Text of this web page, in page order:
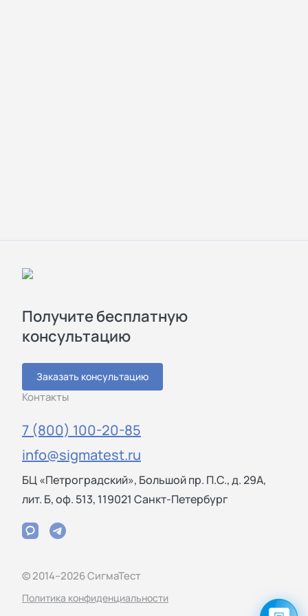
Получите бесплатную
консультацию
Заказать консультацию
Контакты
7 (800) 100-20-85
info@sigmatest.ru
БЦ «Петроградский», Большой пр. П.С., д. 29А,
лит. Б, оф. 513, 119021 Санкт-Петербург
© 2014–2026 СигмаТест
Политика конфиденциальности